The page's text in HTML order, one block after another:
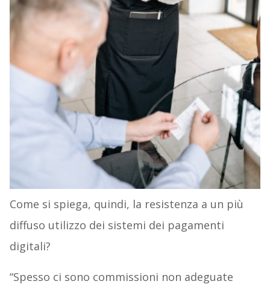
Come si spiega, quindi, la resistenza a un più
diffuso utilizzo dei sistemi dei pagamenti
digitali?
“Spesso ci sono commissioni non adeguate